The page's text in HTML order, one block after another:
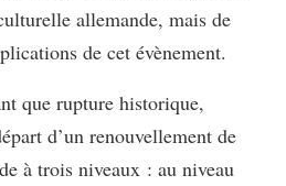
allemande, mais de
de cet évènement.
que rupture historique,
d’un renouvellement de
à trois niveaux : au niveau